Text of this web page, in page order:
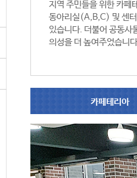
지역 주민들을 위한 카페
동아리실(A,B,C) 및 센터
있습니다. 더불어 공동사
의성을 더 높여주었습니
카페테리아